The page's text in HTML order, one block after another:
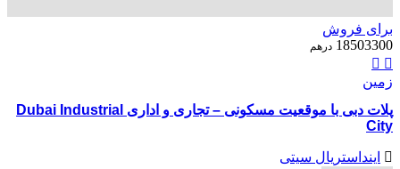
برای فروش
18503300 درهم
زمین
پلات دبی با موقعیت مسکونی – تجاری و اداری Dubai Industrial
City
اینداستریال سیتی